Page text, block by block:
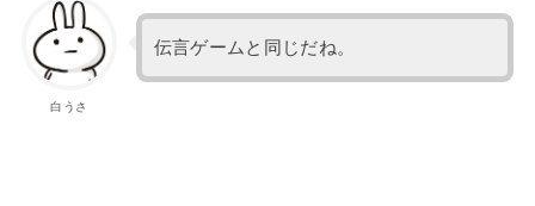
白うさ
伝言ゲームと同じだね。